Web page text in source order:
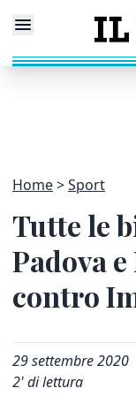
Home Sport
Tutte le
Padova
contro
29 settembre 2020
2' di lettura